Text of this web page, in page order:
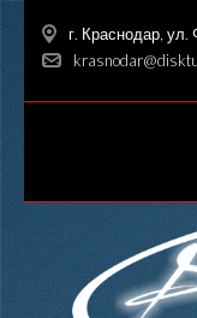
г. Краснодар,